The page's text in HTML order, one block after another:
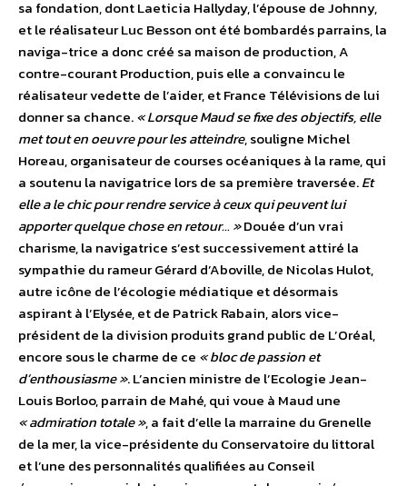
sa fondation, dont Laeticia Hallyday, l’épouse de Johnny,
et le réalisateur Luc Besson ont été bombardés parrains, la
naviga-trice a donc créé sa maison de production, A
contre-courant Production, puis elle a convaincu le
réalisateur vedette de l’aider, et France Télévisions de lui
donner sa chance.« Lorsque Maud se fixe des objectifs, elle
met tout en oeuvre pour les atteindre, souligne Michel
Horeau, organisateur de courses océaniques à la rame, qui
a soutenu la navigatrice lors de sa première traversée.Et
elle a le chic pour rendre service à ceux qui peuvent lui
apporter quelque chose en retour… »Douée d’un vrai
charisme, la navigatrice s’est successivement attiré la
sympathie du rameur Gérard d’Aboville, de Nicolas Hulot,
autre icône de l’écologie médiatique et désormais
aspirant à l’Elysée, et de Patrick Rabain, alors vice-
président de la division produits grand public de L’Oréal,
encore sous le charme de ce « bloc de passion et
d’enthousiasme ». L’ancien ministre de l’Ecologie Jean-
Louis Borloo, parrain de Mahé, qui voue à Maud une
« admiration totale », a fait d’elle la marraine du Grenelle
de la mer, la vice-présidente du Conservatoire du littoral
et l’une des personnalités qualifiées au Conseil